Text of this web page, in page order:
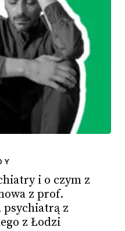
i o czym z
z prof.
psychiatrą z
z Łodzi